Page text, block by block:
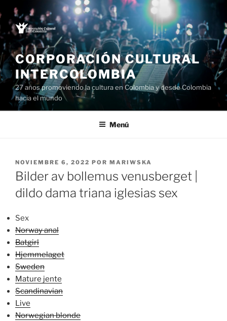
Saltar
al
contenido
CORPORACIÓN CULTURAL
INTERCOLOMBIA
27 años promoviendo la cultura en Colombia y desde Colombia
hacia el mundo
Menú
PUBLICADO
EL
NOVIEMBRE 6, 2022 POR MARIWSKA
Bilder av bollemus venusberget |
dildo dama triana iglesias sex
Sex
Norway anal
Batgirl
Hjemmelaget
Sweden
Mature jente
Scandinavian
Live
Norwegian blonde